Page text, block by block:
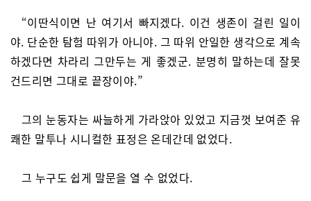
“이딴식이면 난 여기서 빠지겠다. 이건 생존이 걸린 일이
야. 단순한 탐험 따위가 아니야. 그 따위 안일한 생각으로 계속
하겠다면 차라리 그만두는 게 좋겠군. 분명히 말하는데 잘못
건드리면 그대로 끝장이야.”
그의 눈동자는 싸늘하게 가라앉아 있었고 지금껏 보여준 유
쾌한 말투나 시니컬한 표정은 온데간데 없었다.
그 누구도 쉽게 말문을 열 수 없었다.